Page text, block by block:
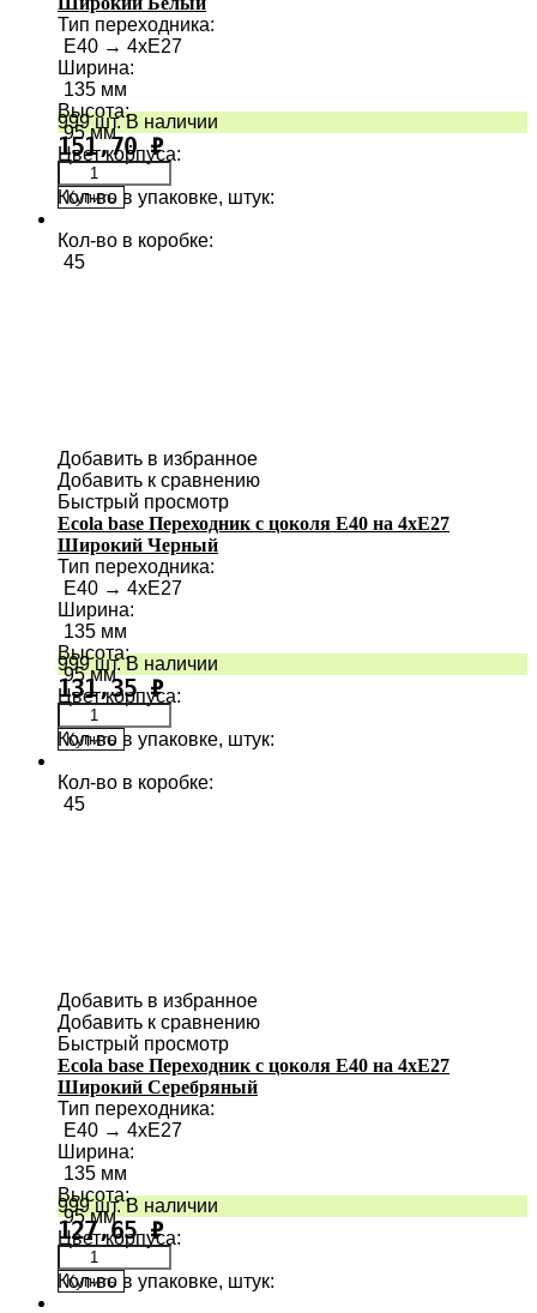
Тип переходника:
E40 → 4хE27
Ширина:
135 мм
Высота:
95 мм
Цвет корпуса:
Кол-во в упаковке, штук:
Кол-во в коробке:
45
999 шт. В наличии
151,70₽
Купить
Добавить в избранное
Добавить к сравнению
Быстрый просмотр
Ecola base Переходник с цоколя E40 на 4хE27
Широкий Черный
Тип переходника:
E40 → 4хE27
Ширина:
135 мм
Высота:
95 мм
Цвет корпуса:
Кол-во в упаковке, штук:
Кол-во в коробке:
45
999 шт. В наличии
131,35₽
Купить
Добавить в избранное
Добавить к сравнению
Быстрый просмотр
Ecola base Переходник с цоколя E40 на 4хE27
Широкий Серебряный
Тип переходника:
E40 → 4хE27
Ширина:
135 мм
Высота:
95 мм
Цвет корпуса:
Кол-во в упаковке, штук:
999 шт. В наличии
127,65₽
Купить